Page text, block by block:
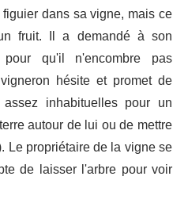
dans sa vigne, mais ce
fruit. Il a demandé à son
qu'il n'encombre pas
hésite et promet de
inhabituelles pour un
autour de lui ou de mettre
Le propriétaire de la vigne se
de laisser l'arbre pour voir